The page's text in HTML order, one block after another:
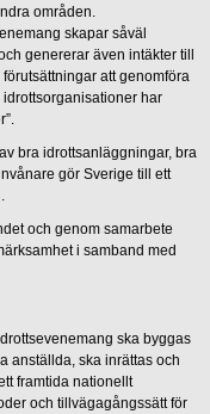
områden.
skapar såväl
genererar även intäkter till
att genomföra
har
bra idrottsanläggningar, bra
gör Sverige till ett
och genom samarbete
i samband med
ska byggas
anställda, ska inrättas och
framtida nationellt
och tillvägagångssätt för